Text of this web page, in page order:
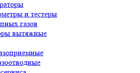
и тестеры
газов
вытяжные